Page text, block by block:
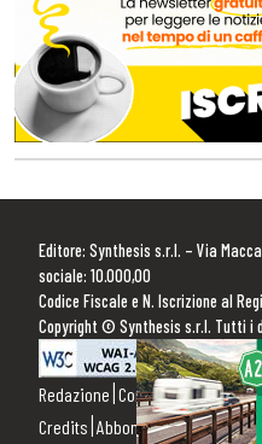
Editore: Synthesis s.r.l. – Via
sociale: 10.000,00
Codice Fiscale e N. Iscrizione al
Copyright © Synthesis s.r.l. Tutti i
Redazione Contattaci
Credits Abbonamenti